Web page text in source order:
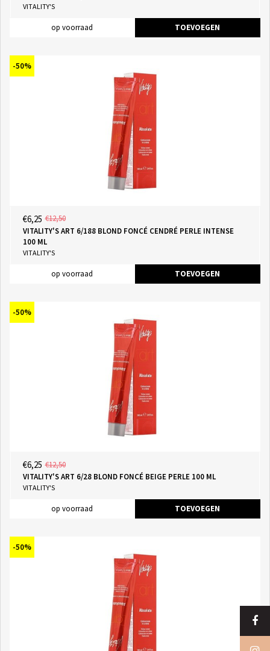
VITALITY'S
op voorraad TOEVOEGEN
-50%
€6,25 €12,50
VITALITY'S ART 6/188 BLOND FONCÉ CENDRÉ PERLE INTENSE
100 ML
VITALITY'S
op voorraad TOEVOEGEN
-50%
€6,25 €12,50
VITALITY'S ART 6/28 BLOND FONCÉ BEIGE PERLE 100 ML
VITALITY'S
op voorraad TOEVOEGEN
-50%